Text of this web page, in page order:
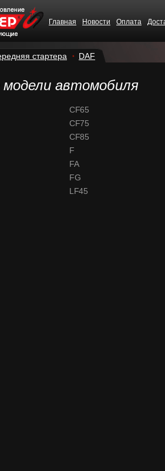
Главная Новости Оплата
стартера DAF
автомобиля
CF65
CF75
CF85
F
FA
FG
LF45